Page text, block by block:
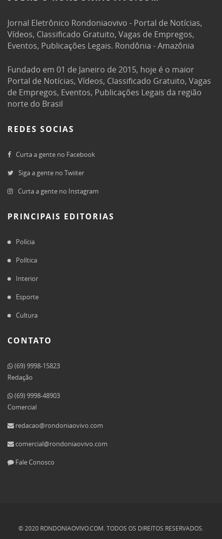
Jornal Eletrônico Rondoniaovivo - Portal de Notícias,
Vídeos, Classificado Gratuito, Vagas de Empregos,
Eventos, Publicações Legais. Rondônia - Amazônia
Fundado em 01 de Janeiro de 2015, hoje é o maior
Portal de Notícias, Vídeos, Classificado Gratuito, Vagas
de Empregos, Eventos, Publicações Legais da região
norte do Brasil
REDES SOCIAS
Curta a gente no Facebook
Siga a gente no Twiiter
Curta a gente no Instagram
PRINCIPAIS EDITORIAS
Polícia
Política
Interior
Esporte
Cultura
CONTATO
(69) 9998-15823
Redação
(69) 9998-48903
Comercial
redacao@rondoniaovivo.com
comercial@rondoniaovivo.com
Fale Conosco
© 2020 RONDONIAOVIVO.COM. TODOS OS DIREITOS RESERVADOS.